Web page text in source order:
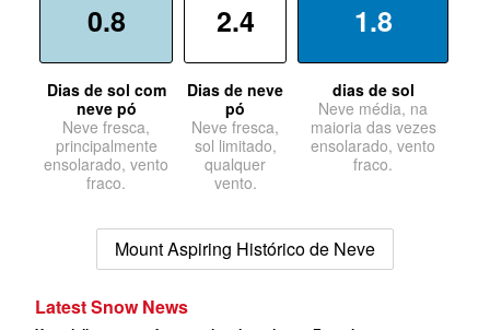
0.8
Dias de sol com
neve pó
Neve fresca,
principalmente
ensolarado, vento
fraco.
2.4
Dias de neve
pó
Neve fresca,
sol limitado,
qualquer
vento.
1.8
dias de sol
Neve média, na
maioria das vezes
ensolarado, vento
fraco.
Mount Aspiring Histórico de Neve